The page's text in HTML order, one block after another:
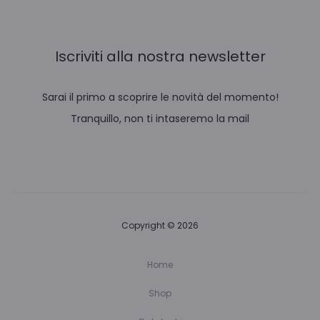
Iscriviti alla nostra newsletter
Sarai il primo a scoprire le novità del momento!
Tranquillo, non ti intaseremo la mail
Copyright © 2026
Home
Shop